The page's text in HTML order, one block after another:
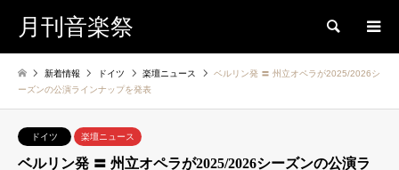
月刊音楽祭 検索
新着情報 ドイツ 楽壇ニュース
ベルリン発 〓 州立オペラが2025/2026シ
ーズンの公演ラインナップを発表
ドイツ 楽壇ニュース
ベルリン発 〓 州立オペラが2025/2026シーズンの公演ラ